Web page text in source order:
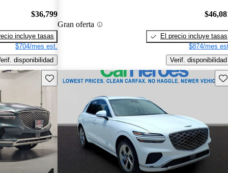
$36,799
incluye tasas
$704/mes est.
disponibilidad
Gran oferta
El precio incluye tasas
$874/mes
Verif. disponibilidad
Guarda este Aviso